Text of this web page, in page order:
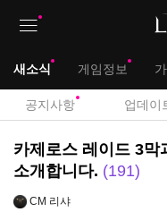
새소식 게임정보
공지사항 업데이
리
샤
편
카제로스 레이드 3막
소개합니다.
191
CM 리샤